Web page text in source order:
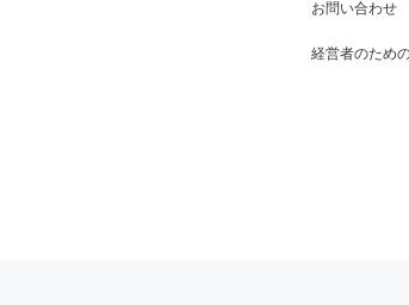
お問い合わせ
経営者のため